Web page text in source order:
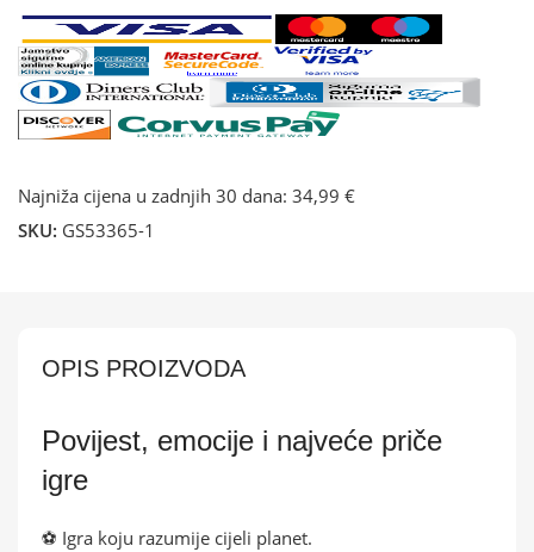
Najniža cijena u zadnjih 30 dana: 34,99 €
SKU: GS53365-1
OPIS PROIZVODA
Povijest, emocije i najveće priče
igre
⚽ Igra koju razumije cijeli planet.